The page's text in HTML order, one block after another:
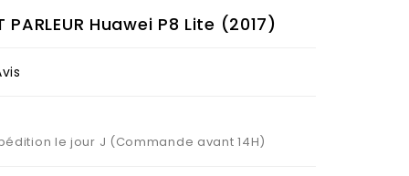
Huawei P8 Lite (2017)
le jour J (Commande avant 14H)